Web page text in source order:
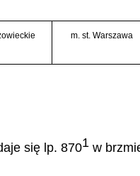
m. st. Warszawa
się lp. 8701 w